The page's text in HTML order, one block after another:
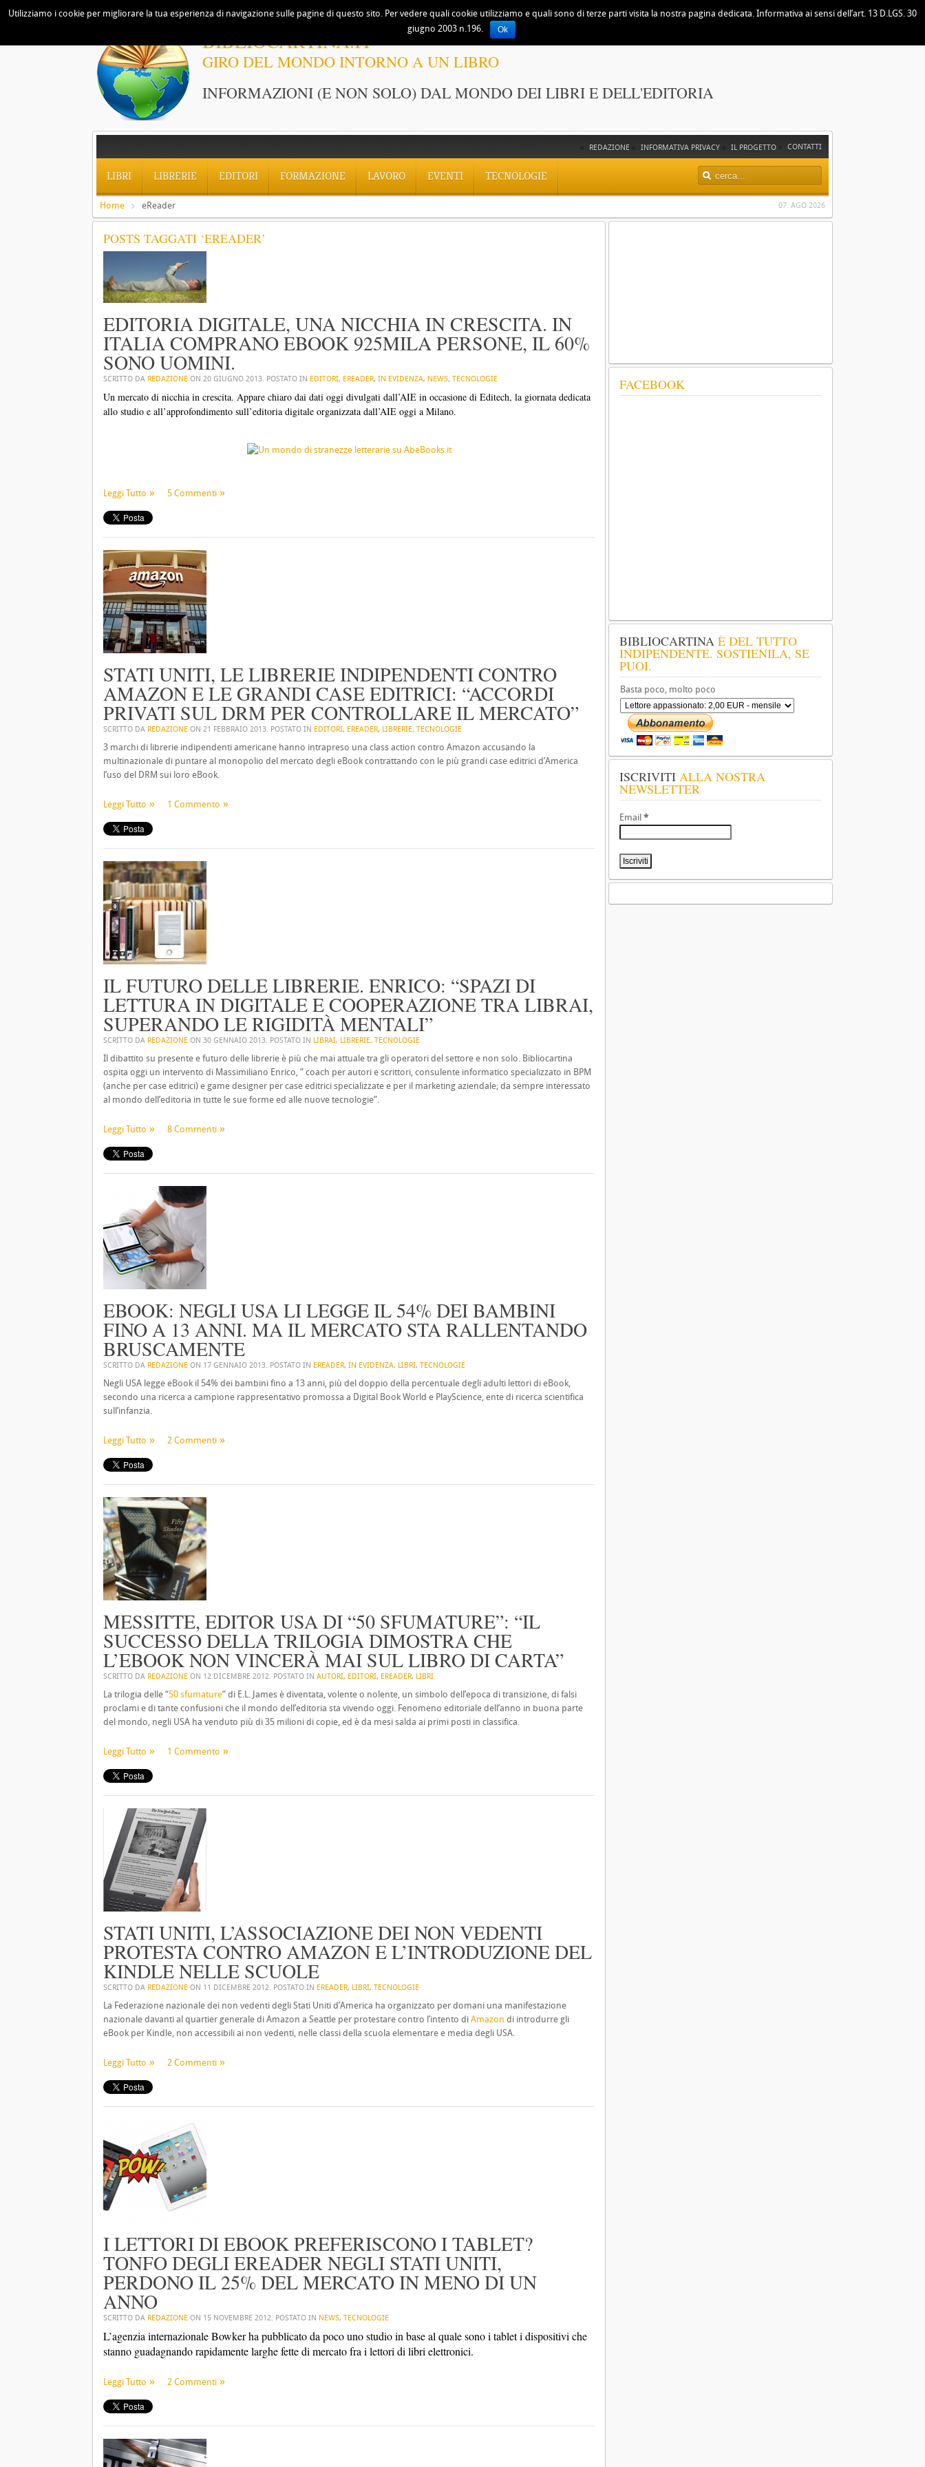
BIBLIOCARTINA.IT
GIRO DEL MONDO INTORNO A UN LIBRO
INFORMAZIONI (E NON SOLO) DAL MONDO DEI LIBRI E DELL'EDITORIA
CONTATTI
IL PROGETTO
INFORMATIVA PRIVACY
REDAZIONE
LIBRI LIBRERIE EDITORI FORMAZIONE LAVORO EVENTI TECNOLOGIE
07. AGO 2026
Home eReader
POSTS TAGGATI ‘EREADER’
EDITORIA DIGITALE, UNA NICCHIA IN CRESCITA. IN
ITALIA COMPRANO EBOOK 925MILA PERSONE, IL 60%
SONO UOMINI.
SCRITTO DA REDAZIONE ON 20 GIUGNO 2013. POSTATO IN EDITORI, EREADER, IN EVIDENZA, NEWS, TECNOLOGIE
Un mercato di nicchia in crescita. Appare chiaro dai dati oggi divulgati dall’AIE in occasione di Editech, la giornata dedicata
allo studio e all’approfondimento sull’editoria digitale organizzata dall’AIE oggi a Milano.
Leggi Tutto 5 Commenti
STATI UNITI, LE LIBRERIE INDIPENDENTI CONTRO
AMAZON E LE GRANDI CASE EDITRICI: “ACCORDI
PRIVATI SUL DRM PER CONTROLLARE IL MERCATO”
SCRITTO DA REDAZIONE ON 21 FEBBRAIO 2013. POSTATO IN EDITORI, EREADER, LIBRERIE, TECNOLOGIE
3 marchi di librerie indipendenti americane hanno intrapreso una class action contro Amazon accusando la
multinazionale di puntare al monopolio del mercato degli eBook contrattando con le più grandi case editrici d’America
l’uso del DRM sui loro eBook.
Leggi Tutto 1 Commento
IL FUTURO DELLE LIBRERIE. ENRICO: “SPAZI DI
LETTURA IN DIGITALE E COOPERAZIONE TRA LIBRAI,
SUPERANDO LE RIGIDITÀ MENTALI”
SCRITTO DA REDAZIONE ON 30 GENNAIO 2013. POSTATO IN LIBRAI, LIBRERIE, TECNOLOGIE
Il dibattito su presente e futuro delle librerie è più che mai attuale tra gli operatori del settore e non solo. Bibliocartina
ospita oggi un intervento di Massimiliano Enrico, ” coach per autori e scrittori, consulente informatico specializzato in BPM
(anche per case editrici) e game designer per case editrici specializzate e per il marketing aziendale; da sempre interessato
al mondo dell’editoria in tutte le sue forme ed alle nuove tecnologie”.
Leggi Tutto 8 Commenti
EBOOK: NEGLI USA LI LEGGE IL 54% DEI BAMBINI
FINO A 13 ANNI. MA IL MERCATO STA RALLENTANDO
BRUSCAMENTE
SCRITTO DA REDAZIONE ON 17 GENNAIO 2013. POSTATO IN EREADER, IN EVIDENZA, LIBRI, TECNOLOGIE
Negli USA legge eBook il 54% dei bambini fino a 13 anni, più del doppio della percentuale degli adulti lettori di eBook,
secondo una ricerca a campione rappresentativo promossa a Digital Book World e PlayScience, ente di ricerca scientifica
sull’infanzia.
Leggi Tutto 2 Commenti
MESSITTE, EDITOR USA DI “50 SFUMATURE”: “IL
SUCCESSO DELLA TRILOGIA DIMOSTRA CHE
L’EBOOK NON VINCERÀ MAI SUL LIBRO DI CARTA”
SCRITTO DA REDAZIONE ON 12 DICEMBRE 2012. POSTATO IN AUTORI, EDITORI, EREADER, LIBRI
La trilogia delle “50 sfumature” di E.L. James è diventata, volente o nolente, un simbolo dell’epoca di transizione, di falsi
proclami e di tante confusioni che il mondo dell’editoria sta vivendo oggi. Fenomeno editoriale dell’anno in buona parte
del mondo, negli USA ha venduto più di 35 milioni di copie, ed è da mesi salda ai primi posti in classifica.
Leggi Tutto 1 Commento
STATI UNITI, L’ASSOCIAZIONE DEI NON VEDENTI
PROTESTA CONTRO AMAZON E L’INTRODUZIONE DEL
KINDLE NELLE SCUOLE
SCRITTO DA REDAZIONE ON 11 DICEMBRE 2012. POSTATO IN EREADER, LIBRI, TECNOLOGIE
La Federazione nazionale dei non vedenti degli Stati Uniti d’America ha organizzato per domani una manifestazione
nazionale davanti al quartier generale di Amazon a Seattle per protestare contro l’intento di Amazon di introdurre gli
eBook per Kindle, non accessibili ai non vedenti, nelle classi della scuola elementare e media degli USA.
Leggi Tutto 2 Commenti
I LETTORI DI EBOOK PREFERISCONO I TABLET?
TONFO DEGLI EREADER NEGLI STATI UNITI,
PERDONO IL 25% DEL MERCATO IN MENO DI UN
ANNO
SCRITTO DA REDAZIONE ON 15 NOVEMBRE 2012. POSTATO IN NEWS, TECNOLOGIE
L’agenzia internazionale Bowker ha pubblicato da poco uno studio in base al quale sono i tablet i dispositivi che
stanno guadagnando rapidamente larghe fette di mercato fra i lettori di libri elettronici.
Leggi Tutto 2 Commenti
FACEBOOK
BIBLIOCARTINA È DEL TUTTO
INDIPENDENTE. SOSTIENILA, SE
PUOI.
Basta poco, molto poco
ISCRIVITI ALLA NOSTRA
NEWSLETTER
Email *
Utilizziamo i cookie per migliorare la tua esperienza di navigazione sulle pagine di questo sito. Per vedere quali cookie utilizziamo e quali sono di terze parti visita la nostra pagina dedicata. Informativa ai sensi dell’art. 13 D.LGS. 30
giugno 2003 n.196.
Ok